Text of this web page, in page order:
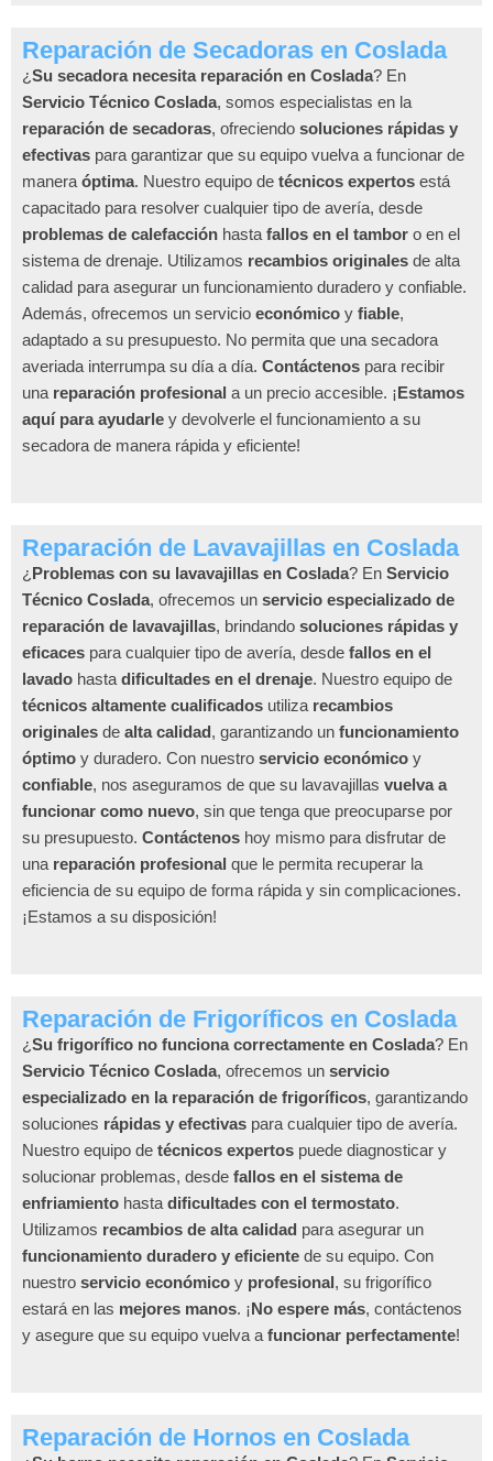
Reparación de Secadoras en Coslada
¿Su secadora necesita reparación en Coslada? En
Servicio Técnico Coslada, somos especialistas en la
reparación de secadoras, ofreciendo soluciones rápidas y
efectivas para garantizar que su equipo vuelva a funcionar de
manera óptima. Nuestro equipo de técnicos expertos está
capacitado para resolver cualquier tipo de avería, desde
problemas de calefacción hasta fallos en el tambor o en el
sistema de drenaje. Utilizamos recambios originales de alta
calidad para asegurar un funcionamiento duradero y confiable.
Además, ofrecemos un servicio económico y fiable,
adaptado a su presupuesto. No permita que una secadora
averiada interrumpa su día a día. Contáctenos para recibir
una reparación profesional a un precio accesible. ¡Estamos
aquí para ayudarle y devolverle el funcionamiento a su
secadora de manera rápida y eficiente!
Reparación de Lavavajillas en Coslada
¿ Problemas con su lavavajillas en Coslada? En Servicio
Técnico Coslada, ofrecemos un servicio especializado de
reparación de lavavajillas, brindando soluciones rápidas y
eficaces para cualquier tipo de avería, desde fallos en el
lavado hasta dificultades en el drenaje. Nuestro equipo de
técnicos altamente cualificados utiliza recambios
originales de alta calidad, garantizando un funcionamiento
óptimo y duradero. Con nuestro servicio económico y
confiable, nos aseguramos de que su lavavajillas vuelva a
funcionar como nuevo, sin que tenga que preocuparse por
su presupuesto. Contáctenos hoy mismo para disfrutar de
una reparación profesional que le permita recuperar la
eficiencia de su equipo de forma rápida y sin complicaciones.
¡Estamos a su disposición!
Reparación de Frigoríficos en Coslada
¿Su frigorífico no funciona correctamente en Coslada? En
Servicio Técnico Coslada, ofrecemos un servicio
especializado en la reparación de frigoríficos, garantizando
soluciones rápidas y efectivas para cualquier tipo de avería.
Nuestro equipo de técnicos expertos puede diagnosticar y
solucionar problemas, desde fallos en el sistema de
enfriamiento hasta dificultades con el termostato.
Utilizamos recambios de alta calidad para asegurar un
funcionamiento duradero y eficiente de su equipo. Con
nuestro servicio económico y profesional, su frigorífico
estará en las mejores manos. ¡No espere más, contáctenos
y asegure que su equipo vuelva a funcionar perfectamente!
Reparación de Hornos en Coslada